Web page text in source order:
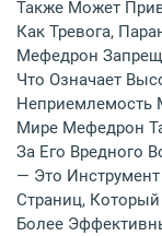
Также Может
Как Тревога,
Мефедрон
Что Означает
Неприемлемость
Мире Мефедрон
За Его Вредного
— Это
Страниц,
Более